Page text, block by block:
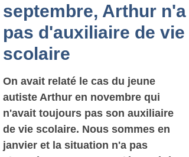
septembre, Arthur n'a
pas d'auxiliaire de vie
scolaire
On avait relaté le cas du jeune
autiste Arthur en novembre qui
n'avait toujours pas son auxiliaire
de vie scolaire. Nous sommes en
janvier et la situation n'a pas